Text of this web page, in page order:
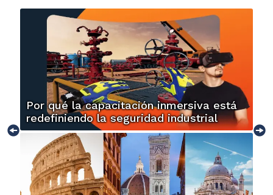
Por qué la capacitación inmersiva está
redefiniendo la seguridad industrial